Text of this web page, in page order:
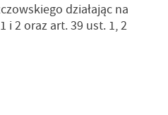
działając na
i 2 oraz art. 39 ust. 1, 2